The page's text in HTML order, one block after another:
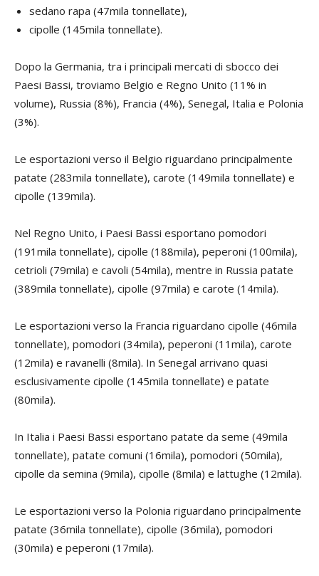
sedano rapa (47mila tonnellate),
cipolle (145mila tonnellate).
Dopo la Germania, tra i principali mercati di sbocco dei
Paesi Bassi, troviamo Belgio e Regno Unito (11% in
volume), Russia (8%), Francia (4%), Senegal, Italia e Polonia
(3%).
Le esportazioni verso il Belgio riguardano principalmente
patate (283mila tonnellate), carote (149mila tonnellate) e
cipolle (139mila).
Nel Regno Unito, i Paesi Bassi esportano pomodori
(191mila tonnellate), cipolle (188mila), peperoni (100mila),
cetrioli (79mila) e cavoli (54mila), mentre in Russia patate
(389mila tonnellate), cipolle (97mila) e carote (14mila).
Le esportazioni verso la Francia riguardano cipolle (46mila
tonnellate), pomodori (34mila), peperoni (11mila), carote
(12mila) e ravanelli (8mila). In Senegal arrivano quasi
esclusivamente cipolle (145mila tonnellate) e patate
(80mila).
In Italia i Paesi Bassi esportano patate da seme (49mila
tonnellate), patate comuni (16mila), pomodori (50mila),
cipolle da semina (9mila), cipolle (8mila) e lattughe (12mila).
Le esportazioni verso la Polonia riguardano principalmente
patate (36mila tonnellate), cipolle (36mila), pomodori
(30mila) e peperoni (17mila).